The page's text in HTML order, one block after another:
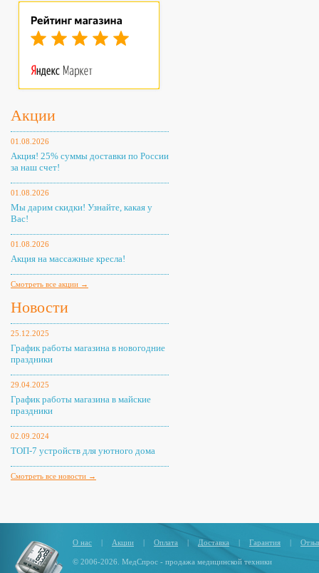
Акции
01.08.2026
Акция! 25% суммы доставки по России
за наш счет!
01.08.2026
Мы дарим скидки! Узнайте, какая у
Вас!
01.08.2026
Акция на массажные кресла!
Смотреть все акции →
Новости
25.12.2025
График работы магазина в новогодние
праздники
29.04.2025
График работы магазина в майские
праздники
02.09.2024
ТОП-7 устройств для уютного дома
Смотреть все новости →
О нас | Акции | Оплата | Доставка | Гарантия |
© 2006-2026. МедСпрос - продажа медицинской техники